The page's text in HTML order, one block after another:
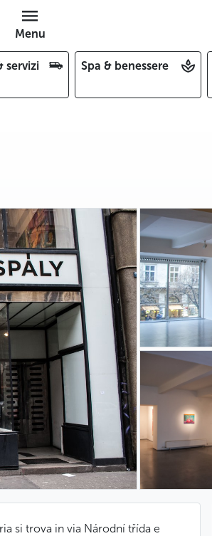
Menu
servizi Spa & benessere
si trova in via Národní třída e